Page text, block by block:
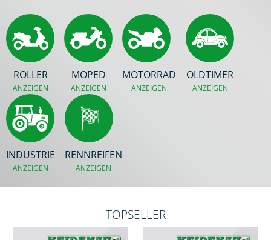
TOPSELLER
ROLLER
ANZEIGEN
MOPED
ANZEIGEN
MOTORRAD
ANZEIGEN
OLDTIMER
ANZEIGEN
INDUSTRIE
ANZEIGEN
RENNREIFEN
ANZEIGEN